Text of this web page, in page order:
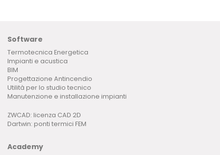
Software
Termotecnica Energetica
Impianti e acustica
BIM
Progettazione Antincendio
Utilità per lo studio tecnico
Manutenzione e installazione impianti
ZWCAD: licenza CAD 2D
Dartwin: ponti termici FEM
Academy